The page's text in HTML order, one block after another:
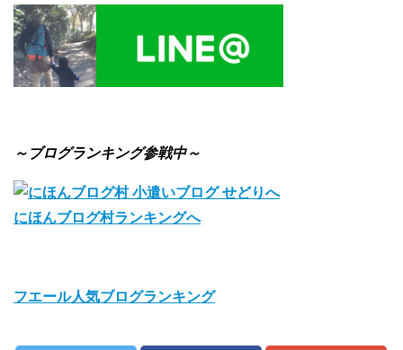
～ブログランキング参戦中～
にほんブログ村ランキングへ
フエール人気ブログランキング